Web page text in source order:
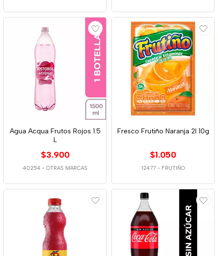
Agua Acqua Frutos Rojos 1.5
L
$3.900
40254 - OTRAS MARCAS
Fresco Frutiño Naranja 2l 10g
$1.050
12477 - FRUTIÑO